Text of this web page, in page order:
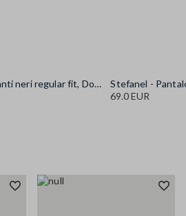
Stefanel - Pantaloni eleganti neri regular fit, Donna, Nero canna di fucile
69.0 EUR